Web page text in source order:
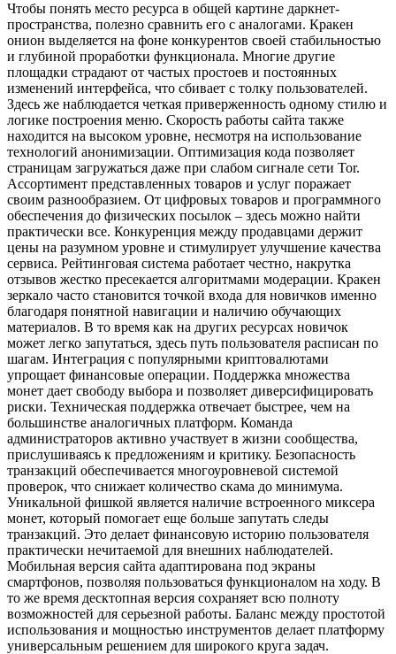
Чтобы понять место ресурса в общей картине даркнет-
пространства, полезно сравнить его с аналогами. Кракен
онион выделяется на фоне конкурентов своей стабильностью
и глубиной проработки функционала. Многие другие
площадки страдают от частых простоев и постоянных
изменений интерфейса, что сбивает с толку пользователей.
Здесь же наблюдается четкая приверженность одному стилю и
логике построения меню. Скорость работы сайта также
находится на высоком уровне, несмотря на использование
технологий анонимизации. Оптимизация кода позволяет
страницам загружаться даже при слабом сигнале сети Tor.
Ассортимент представленных товаров и услуг поражает
своим разнообразием. От цифровых товаров и программного
обеспечения до физических посылок – здесь можно найти
практически все. Конкуренция между продавцами держит
цены на разумном уровне и стимулирует улучшение качества
сервиса. Рейтинговая система работает честно, накрутка
отзывов жестко пресекается алгоритмами модерации. Кракен
зеркало часто становится точкой входа для новичков именно
благодаря понятной навигации и наличию обучающих
материалов. В то время как на других ресурсах новичок
может легко запутаться, здесь путь пользователя расписан по
шагам. Интеграция с популярными криптовалютами
упрощает финансовые операции. Поддержка множества
монет дает свободу выбора и позволяет диверсифицировать
риски. Техническая поддержка отвечает быстрее, чем на
большинстве аналогичных платформ. Команда
администраторов активно участвует в жизни сообщества,
прислушиваясь к предложениям и критику. Безопасность
транзакций обеспечивается многоуровневой системой
проверок, что снижает количество скама до минимума.
Уникальной фишкой является наличие встроенного миксера
монет, который помогает еще больше запутать следы
транзакций. Это делает финансовую историю пользователя
практически нечитаемой для внешних наблюдателей.
Мобильная версия сайта адаптирована под экраны
смартфонов, позволяя пользоваться функционалом на ходу. В
то же время десктопная версия сохраняет всю полноту
возможностей для серьезной работы. Баланс между простотой
использования и мощностью инструментов делает платформу
универсальным решением для широкого круга задач.